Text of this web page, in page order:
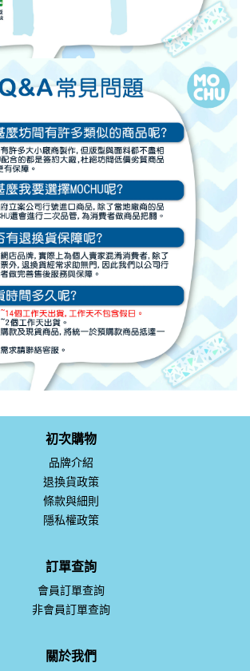
初次購物
品牌介紹
退換貨政策
條款與細則
隱私權政策
訂單查詢
會員訂單查詢
非會員訂單查詢
關於我們